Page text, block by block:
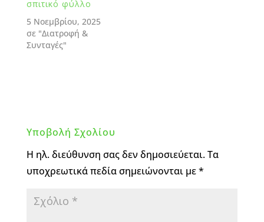
σπιτικό φύλλο
5 Νοεμβρίου, 2025
σε "Διατροφή &
Συνταγές"
Υποβολή Σχολίου
Η ηλ. διεύθυνση σας δεν δημοσιεύεται.Τα
υποχρεωτικά πεδία σημειώνονται με*